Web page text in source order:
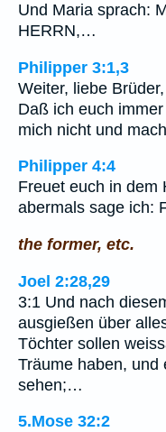
Und Maria sprach:
HERRN,…
Philipper 3:1,3
Weiter, liebe
Daß ich euch
mich nicht und
Philipper 4:4
Freuet euch in dem
abermals sage ich:
the former, etc.
Joel 2:28,29
3:1 Und nach
ausgießen über
Töchter sollen
Träume haben, und
sehen;…
5.Mose 32:2